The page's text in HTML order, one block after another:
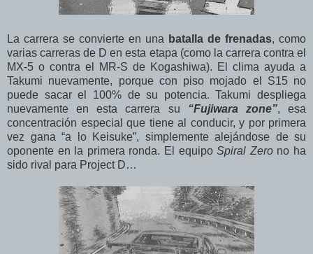
La carrera se convierte en una batalla de frenadas, como
varias carreras de D en esta etapa (como la carrera contra el
MX-5 o contra el MR-S de Kogashiwa). El clima ayuda a
Takumi nuevamente, porque con piso mojado el S15 no
puede sacar el 100% de su potencia. Takumi despliega
nuevamente en esta carrera su “Fujiwara zone”, esa
concentración especial que tiene al conducir, y por primera
vez gana “a lo Keisuke”, simplemente alejándose de su
oponente en la primera ronda. El equipoSpiral Zerono ha
sido rival para Project D…